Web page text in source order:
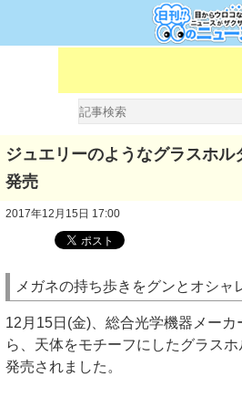
ジュエリーのようなグラスホ
発売
2017年12月15日 17:00
メガネの持ち歩きをグンとオシャ
12月15日(金)、総合光学機器メー
ら、天体をモチーフにしたグラス
発売されました。